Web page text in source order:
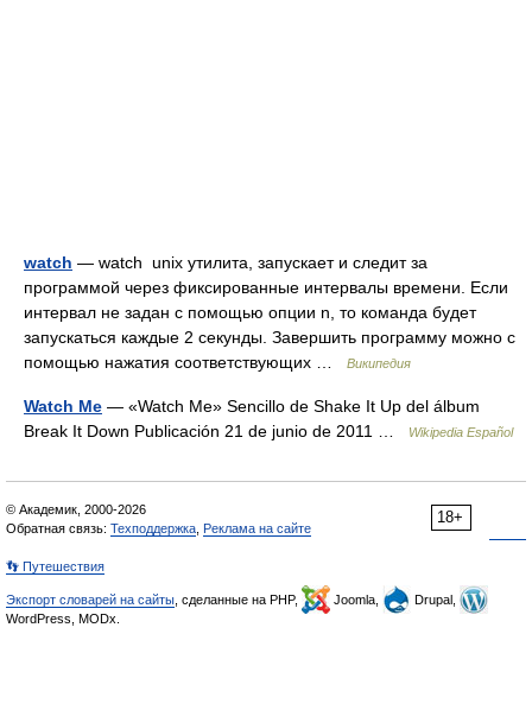
watch — watch unix утилита, запускает и следит за
программой через фиксированные интервалы времени. Если
интервал не задан с помощью опции n, то команда будет
запускаться каждые 2 секунды. Завершить программу можно с
помощью нажатия соответствующих …
Википедия
Watch Me — «Watch Me» Sencillo de Shake It Up del álbum
Break It Down Publicación 21 de junio de 2011 …
Wikipedia Español
18+
© Академик, 2000-2026
Обратная связь: Техподдержка Реклама на сайте
👣 Путешествия
Экспорт словарей на сайты , сделанные на PHP, Joomla,
Drupal,
WordPress, MODx.